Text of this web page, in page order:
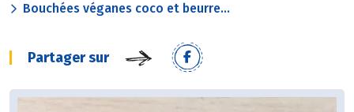
Bouchées véganes coco et beurre...
Partager sur